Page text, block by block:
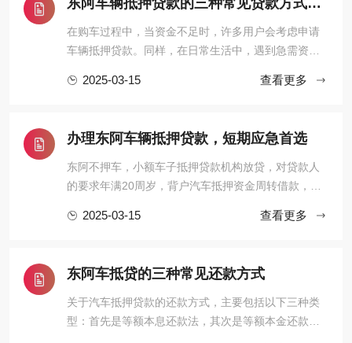
清时，使用权会受到金融机构的 ...
东阿车辆抵押贷款的三种常见贷款方式，你了解多少？
在购车过程中，当资金不足时，许多用户会考虑申请
车辆抵押贷款。同样，在日常生活中，遇到急需资金
汽车抵押贷款来获取所需资金。接下来，我们将深入
车贷款已成为当下最流行的 ...
2025-03-15 查看更多
办理东阿车辆抵押贷款，短期应急首选
东阿不押车，小额车子抵押贷款机构放贷，对贷款人
的要求年满20周岁，背户汽车抵押资金周转借款，抵
东阿车辆抵押贷款公司正规专业。本地经营多年，安
职业，贷款人拥有当地抵 ...
2025-03-15 查看更多
东阿车抵贷的三种常见还款方式
关于汽车抵押贷款的还款方式，主要包括以下三种类
型：首先是等额本息还款法，其次是等额本金还款